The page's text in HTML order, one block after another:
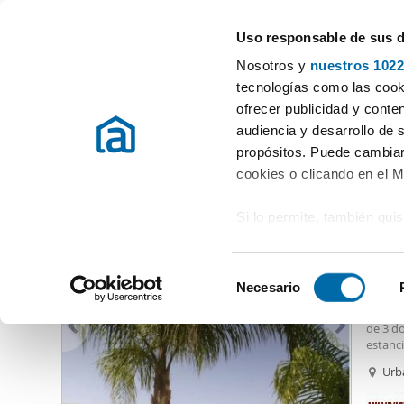
Uso responsable de sus
Nosotros y nuestros
tecnologías como las
ofrecer publicidad y
audiencia y desarrollo de
propósitos. Puede
cookies o clicando en el
Si lo permite, también
Identificar su
Obtenga más
preferencias en la
en la Declaración de
e
e
c
Necesario
Elegir distrito
Alquiler pisos Málaga Alquiler pisos Marbella Alquiler
Alquiler apartamentos Marbella (480 viviendas)
de 3